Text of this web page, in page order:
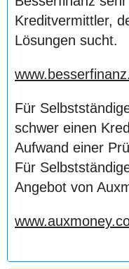
Kreditvermittler,
Lösungen sucht.
Für
schwer einen
Aufwand einer
Für
Angebot von